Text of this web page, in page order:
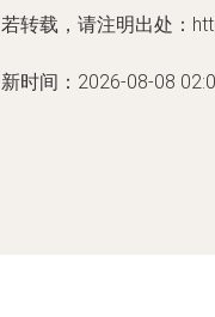
转载，请注明出处：
时间：2026-08-08